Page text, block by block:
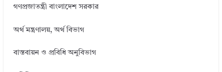
গণপ্রজাতন্ত্রী বাংলাদেশ সরকার
অর্থ মন্ত্রণালয়, অর্থ বিভাগ
বাস্তবায়ন ও প্রবিধি অনুবিভাগ